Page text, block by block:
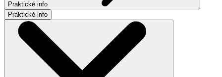
Praktické info
Praktické info